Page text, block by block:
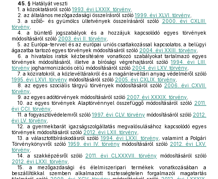
45. § Hatályát veszti
1. a közoktatásról szóló 1993. évi LXXIX. törvény
2. az általános mezőgazdasági összeírásról szóló 1999. évi XLVI. törvény
3.
a szőlő- és gyümölcs ültetvények összeírásáról szóló
2000. évi CXLIII.
törvény
4.
a büntető jogszabályok és a hozzájuk kapcsolódó egyes törvények
módosításáról szóló 2003. évi II. törvény
5.
az Európa-tervvel és az európai uniós csatlakozással kapcsolatos, a belügyi
ágazatba tartozó egyes törvények módosításáról szóló 2004. évi XXIII. törvény
6.
a hivatalos iratok kézbesítésére vonatkozó szabályokat tartalmazó egyes
törvények módosításáról, illetve a bírósági végrehajtásról szóló 1994. évi LIII.
törvény jogharmonizációs célú módosításáról szóló 2004. évi LXV. törvény
7. a köziratokról, a közlevéltárakról és a magánlevéltári anyag védelméről szóló
1995. évi LXVI. törvény módosításáról szóló 2005. évi CXLIX. törvény
8.
az egyes szociális tárgyú törvények módosításáról szóló 2006. évi CXVII.
törvény
9. az egyes adótörvények módosításáról szóló 2007. évi XXXIX. törvény
10.
az egyes törvények Alaptörvénnyel összefüggő módosításáról szóló 2011.
évi CCI. törvény
11. a fogyasztóvédelemről szóló 1997. évi CLV. törvény módosításáról szóló 2012.
évi LV. törvény
12.
a gyermekbarát igazságszolgáltatás megvalósulásához kapcsolódó egyes
törvények módosításáról szóló 2012. évi LXII. törvény
13.
a választottbíráskodásról szóló 1994. évi LXXI. törvény, valamint a Polgári
Törvénykönyvről szóló 1959. évi IV. törvénymódosításáról szóló 2012. évi LXV.
törvény
14.
a szakképzésről szóló 2011. évi CLXXXVII. törvény módosításáról szóló
2012. évi LXXI. törvény
15.
a mezőgazdasági és élelmiszeripari termékek vonatkozásában a
beszállítókkal szemben alkalmazott tisztességtelen forgalmazói magatartás